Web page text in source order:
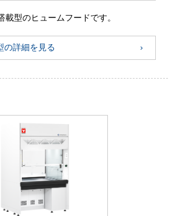
型のヒュームフードです。
詳細を見る